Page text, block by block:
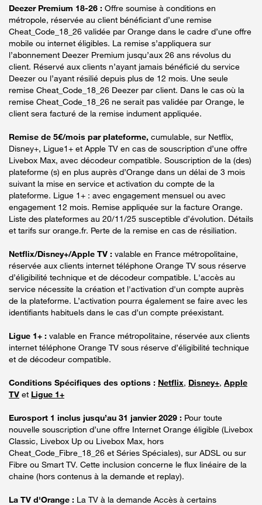
Deezer Premium 18-26 : Offre soumise à conditions en
métropole, réservée au client bénéficiant d’une remise
Cheat_Code_18_26 validée par Orange dans le cadre d’une offre
mobile ou internet éligibles. La remise s’appliquera sur
l’abonnement Deezer Premium jusqu’aux 26 ans révolus du
client. Réservé aux clients n’ayant jamais bénéficié du service
Deezer ou l’ayant résilié depuis plus de 12 mois. Une seule
remise Cheat_Code_18_26 Deezer par client. Dans le cas où la
remise Cheat_Code_18_26 ne serait pas validée par Orange, le
client sera facturé de la remise indument appliquée.
Remise de 5€/mois par plateforme, cumulable, sur Netflix,
Disney+, Ligue1+ et Apple TV en cas de souscription d’une offre
Livebox Max, avec décodeur compatible. Souscription de la (des)
plateforme (s) en plus auprès d’Orange dans un délai de 3 mois
suivant la mise en service et activation du compte de la
plateforme. Ligue 1+ : avec engagement mensuel ou avec
engagement 12 mois. Remise appliquée sur la facture Orange.
Liste des plateformes au 20/11/25 susceptible d’évolution. Détails
et tarifs sur orange.fr. Perte de la remise en cas de résiliation.
Netflix/Disney+/Apple TV : valable en France métropolitaine,
réservée aux clients internet téléphone Orange TV sous réserve
d’éligibilité technique et de décodeur compatible. L'accès au
service nécessite la création et l'activation d'un compte auprès
de la plateforme. L’activation pourra également se faire avec les
identifiants habituels dans le cas d’un compte préexistant.
Ligue 1+ : valable en France métropolitaine, réservée aux clients
internet téléphone Orange TV sous réserve d’éligibilité technique
et de décodeur compatible.
Conditions Spécifiques des options : Netflix, Disney+, Apple
TV et Ligue 1+
Eurosport 1 inclus jusqu’au 31 janvier 2029 : Pour toute
nouvelle souscription d’une offre Internet Orange éligible (Livebox
Classic, Livebox Up ou Livebox Max, hors
Cheat_Code_Fibre_18_26 et Séries Spéciales), sur ADSL ou sur
Fibre ou Smart TV. Cette inclusion concerne le flux linéaire de la
chaine (hors contenus à la demande et replay).
La TV d'Orange : La TV à la demande Accès à certains